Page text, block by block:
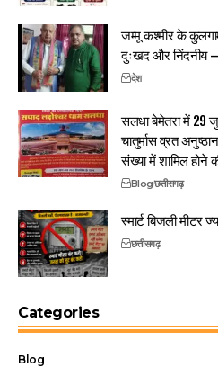
जम्मू कश्मीर के
दुःखद और निंदनीय
देश
सलधा बेमेतरा में 29
चातुर्मास व्रत
संख्या में शामिल होने
Blogछत्तीसगढ़
स्मार्ट बिजली मीटर
छत्तीसगढ़
Categories
Blog